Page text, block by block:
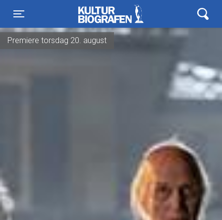
Toggle navigation
Kulturbiografen
Premiere torsdag 20. august